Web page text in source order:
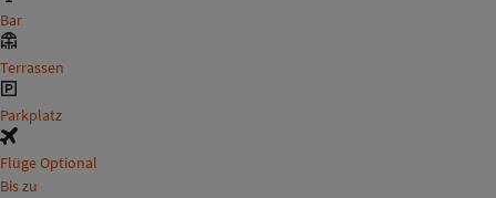
Bar
Terrassen
Parkplatz
Flüge Optional
Bis zu